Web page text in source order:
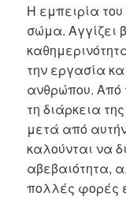
Η εμπειρία
σώμα. Αγγίζει
την εργασία
ανθρώπου. Από
τη διάρκεια
μετά από
καλούνται να
αβεβαιότητα,
πολλές φορές